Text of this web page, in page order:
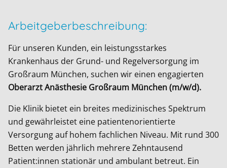
Arbeitgeberbeschreibung:
Für unseren Kunden, ein leistungsstarkes
Krankenhaus der Grund- und Regelversorgung im
Großraum München, suchen wir einen engagierten
Oberarzt Anästhesie Großraum München (m/w/d).
Die Klinik bietet ein breites medizinisches Spektrum
und gewährleistet eine patientenorientierte
Versorgung auf hohem fachlichen Niveau. Mit rund 300
Betten werden jährlich mehrere Zehntausend
Patient:innen stationär und ambulant betreut. Ein